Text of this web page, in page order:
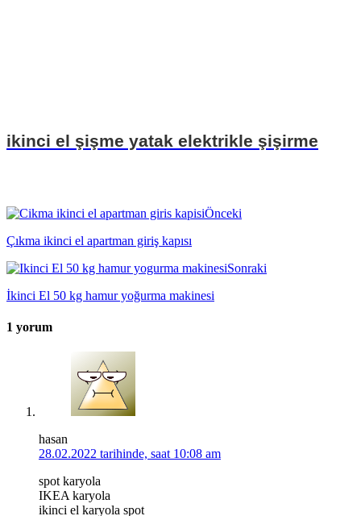
ikinci el şişme yatak elektrikle şişirme
Önceki
Çıkma ikinci el apartman giriş kapısı
Sonraki
İkinci El 50 kg hamur yoğurma makinesi
1 yorum
hasan
28.02.2022 tarihinde, saat 10:08 am
spot karyola
IKEA karyola
ikinci el karyola spot